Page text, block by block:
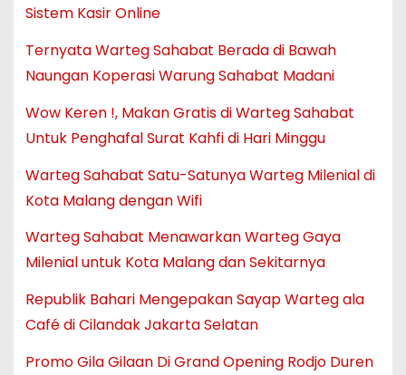
Sistem Kasir Online
Ternyata Warteg Sahabat Berada di Bawah
Naungan Koperasi Warung Sahabat Madani
Wow Keren !, Makan Gratis di Warteg Sahabat
Untuk Penghafal Surat Kahfi di Hari Minggu
Warteg Sahabat Satu-Satunya Warteg Milenial di
Kota Malang dengan Wifi
Warteg Sahabat Menawarkan Warteg Gaya
Milenial untuk Kota Malang dan Sekitarnya
Republik Bahari Mengepakan Sayap Warteg ala
Café di Cilandak Jakarta Selatan
Promo Gila Gilaan Di Grand Opening Rodjo Duren